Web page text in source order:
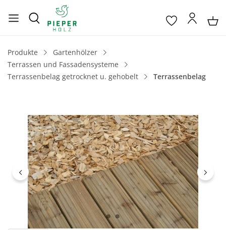
Produkte
Gartenhölzer
Terrassen und Fassadensysteme
Terrassenbelag getrocknet u. gehobelt
Terrassenbelag
Bildergalerie überspringen